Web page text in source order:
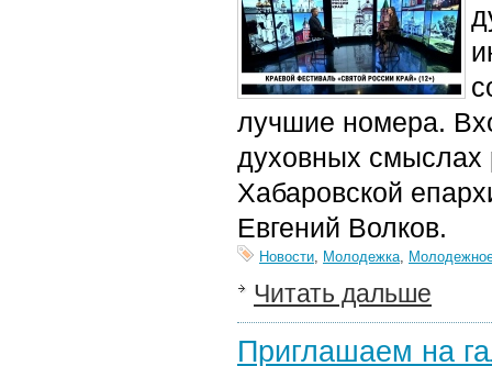
лучшие номера.
духовных смыслах
Хабаровской
Евгений Волков.
Новости, Молодежка,
Читать дальше
Приглашаем на